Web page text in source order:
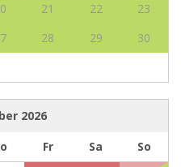
21 22
23
28 29
30
2026
Fr Sa
So